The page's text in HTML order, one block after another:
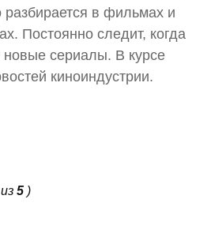
в фильмах и
Постоянно следит, когда
новые сериалы. В курсе
киноиндустрии.
из 5 )